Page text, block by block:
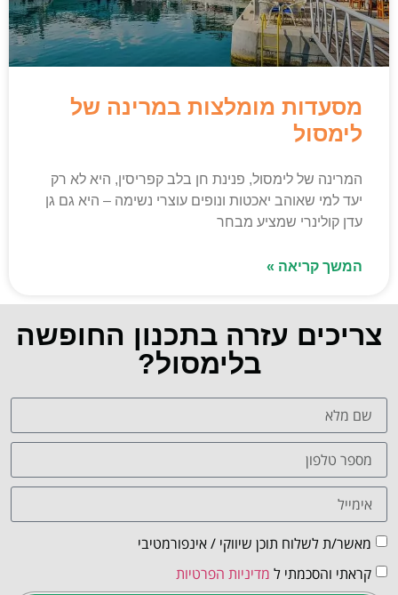
מסעדות מומלצות במרינה של
לימסול
המרינה של לימסול, פנינת חן בלב קפריסין, היא לא רק
יעד למי שאוהב יאכטות ונופים עוצרי נשימה – היא גם גן
עדן קולינרי שמציע מבחר
המשך קריאה »
צריכים עזרה בתכנון החופשה
בלימסול?
מאשר/ת לשלוח תוכן שיווקי / אינפורמטיבי
קראתי והסכמתי ל מדיניות הפרטיות